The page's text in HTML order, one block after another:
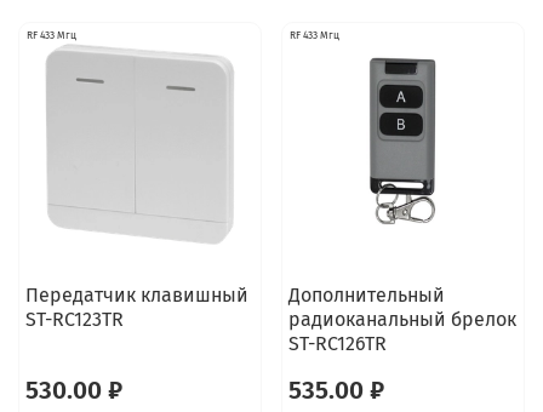
RF 433 Мгц
Передатчик клавишный
ST-RC123TR
530.00 ₽
RF 433 Мгц
Дополнительный
радиоканальный брелок
ST-RC126TR
535.00 ₽